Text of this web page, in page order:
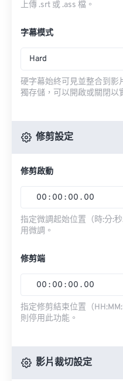
上傳 .srt 或 .ass 檔。
字幕模式
Hard
硬字幕始終可見並整合到影
獨存儲，可以開啟或關閉以
修剪設定
修剪啟動
00 : 00 : 00 . 00
指定微調起始位置（時:分:
用微調。
修剪端
00 : 00 : 00 . 00
指定修剪結束位置（
則停用此功能。
影片裁切設定